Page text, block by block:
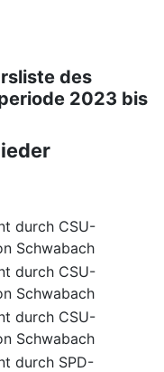
des
2023 bis
durch CSU-
Schwabach
durch CSU-
Schwabach
durch CSU-
Schwabach
durch SPD-